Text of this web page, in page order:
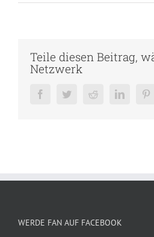
Teile diesen Beitrag,
Netzwerk
FacebookTwitterRedditLinkedIn
WERDE FAN AUF FACEBOOK